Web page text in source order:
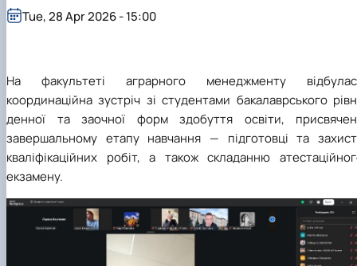
На факультеті аграрного менеджменту
координаційна зустріч зі студентами бакалаврського
денної та заочної форм здобуття освіти,
завершальному етапу навчання — підготовці та
кваліфікаційних робіт, а також складанню
екзамену.
Tue, 28 Apr 2026 - 15:00